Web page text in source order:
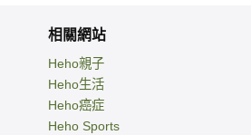
相關網站
Heho親子
Heho生活
Heho癌症
Heho Sports